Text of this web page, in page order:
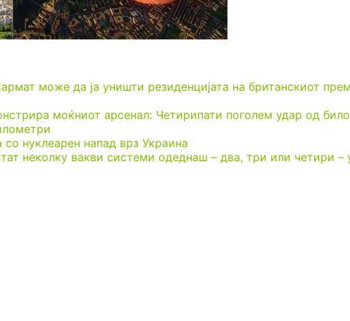
може да ја уништи резиденцијата на британскиот
моќниот арсенал: Четирипати поголем удар од
со нуклеарен напад врз Украина
неколку вакви системи одеднаш – два, три или четири –